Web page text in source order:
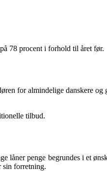
78 procent i forhold til året før.
for almindelige danskere
tilbud.
låner penge begrundes i et
sin forretning.